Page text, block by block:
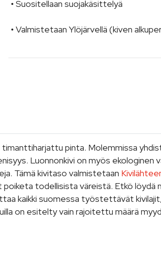
• Suositellaan suojakäsittelyä
• Valmistetaan Ylöjärvellä (kiven
pinta. Molemmissa
Luonnonkivi on myös ekologinen
Tämä kivitaso valmistetaan
todellisista väreistä. Etkö löydä
kaikki suomessa työstettävät
on esitelty vain rajoitettu määrä